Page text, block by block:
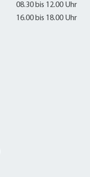
08.30 bis 12.00 Uhr
16.00 bis 18.00 Uhr